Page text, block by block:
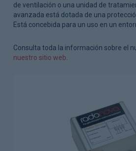
de ventilación o una unidad de
avanzada está dotada de una
Está concebida para un uso en un
Consulta toda la información sobre el
nuestro sitio web